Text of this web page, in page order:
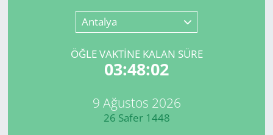
Antalya
ÖĞLE VAKTİNE KALAN SÜRE
03:48:02
9 Ağustos 2026
26 Safer 1448
Tüm Manşetler